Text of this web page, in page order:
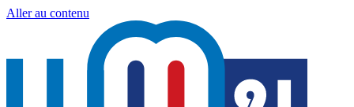
Aller au contenu